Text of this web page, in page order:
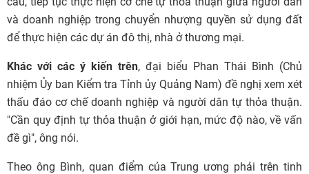
và doanh nghiệp trong chuyển nhượng quyền sử dụng đất
để thực hiện các dự án đô thị, nhà ở thương mại.
Khác với các ý kiến trên, đại biểu Phan Thái Bình (Chủ
nhiệm Ủy ban Kiểm tra Tỉnh ủy Quảng Nam) đề nghị xem xét
thấu đáo cơ chế doanh nghiệp và người dân tự thỏa thuận.
"Cần quy định tự thỏa thuận ở giới hạn, mức độ nào, về vấn
đề gì", ông nói.
Theo ông Bình, quan điểm của Trung ương phải trên tinh